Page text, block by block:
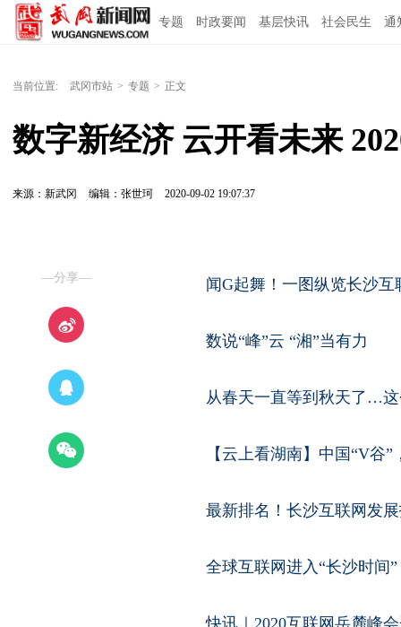
专题 时政要闻 基层快讯 社会民生 通
当前位置: 武冈市站 > 专题 > 正文
数字新经济 云开看未来
来源：新武冈 编辑：张世珂 2020-09-02 19:07:37
—分享— 闻G起舞！一图纵览长沙互
数说“峰”云 “湘”当有力
从春天一直等到秋天了…
【云上看湖南】中国“V谷”
最新排名！长沙互联网发
全球互联网进入“长沙时间”
快讯｜2020互联网岳麓峰